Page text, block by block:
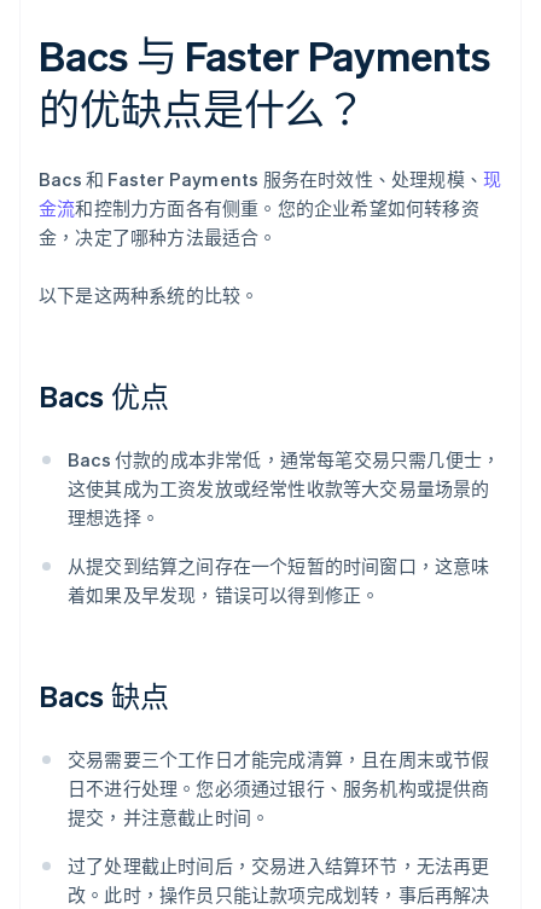
Bacs 与 Faster Payments
的优缺点是什么？
Bacs 和 Faster Payments 服务在时效性、处理规模、 现
金流和控制力方面各有侧重。您的企业希望如何转移资
金，决定了哪种方法最适合。
以下是这两种系统的比较。
Bacs 优点
Bacs 付款的成本非常低，通常每笔交易只需几便士，
这使其成为工资发放或经常性收款等大交易量场景的
理想选择。
从提交到结算之间存在一个短暂的时间窗口，这意味
着如果及早发现，错误可以得到修正。
Bacs 缺点
交易需要三个工作日才能完成清算，且在周末或节假
日不进行处理。您必须通过银行、服务机构或提供商
提交，并注意截止时间。
过了处理截止时间后，交易进入结算环节，无法再更
改。此时，操作员只能让款项完成划转，事后再解决